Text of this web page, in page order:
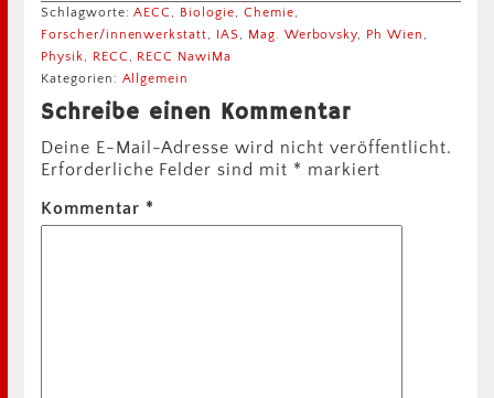
Schlagworte:AECC , Biologie, Chemie,
Forscher/innenwerkstatt, IAS , Mag. Werbovsky, Ph Wien ,
Physik, RECC , RECC NawiMa
Kategorien: Allgemein
Schreibe einen Kommentar
Deine E-Mail-Adresse wird nicht veröffentlicht.
Erforderliche Felder sind mit * markiert
Kommentar *